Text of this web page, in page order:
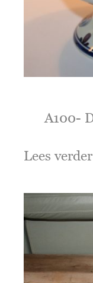
A100-
Lees verder